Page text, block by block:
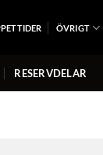
ÖVRIGT
RESERVDELAR